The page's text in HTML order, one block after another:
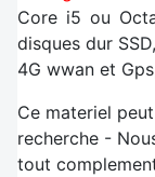
Core i5 ou
disques dur
4G wwan et
Ce materiel
recherche -
tout